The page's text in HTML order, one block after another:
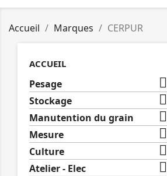
Accueil Marques CERPUR
ACCUEIL
Pesage 
Stockage 
Manutention du grain 
Mesure 
Culture 
Atelier - Elec 